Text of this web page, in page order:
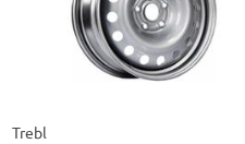
Trebl